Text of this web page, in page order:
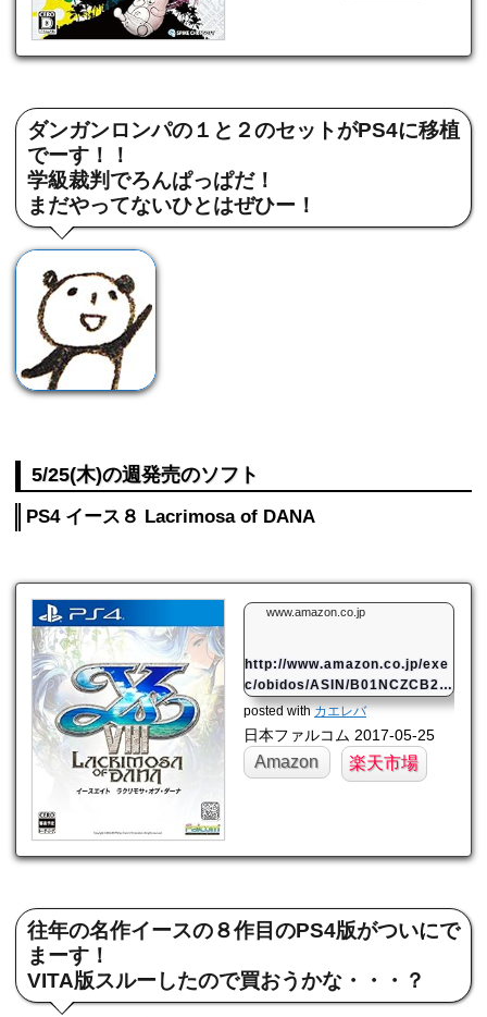
ダンガンロンパの１と２のセットがPS4に移植
でーす！！
学級裁判でろんぱっぱだ！
まだやってないひとはぜひー！
5/25(木)の週発売のソフト
PS4 イース８ Lacrimosa of DANA
www.amazon.co.jp
http://www.amazon.co.jp/exe
c/obidos/ASIN/B01NCZCB2
H/mahome94-22/
posted withカエレバ
日本ファルコム 2017-05-25
Amazon 楽天市場
往年の名作イースの８作目のPS4版がついにで
まーす！
VITA版スルーしたので買おうかな・・・？